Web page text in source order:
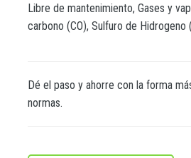
Libre de mantenimiento, Gases y
carbono (CO), Sulfuro de Hidrogeno
Dé el paso y ahorre con la forma
normas.